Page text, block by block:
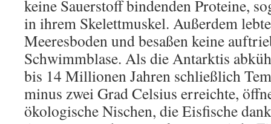
keine Sauerstoff bindenden Proteine,
in ihrem Skelettmuskel. Außerdem
Meeresboden und besaßen keine
Schwimmblase. Als die Antarktis
bis 14 Millionen Jahren schließlich
minus zwei Grad Celsius erreichte,
ökologische Nischen, die Eisfische